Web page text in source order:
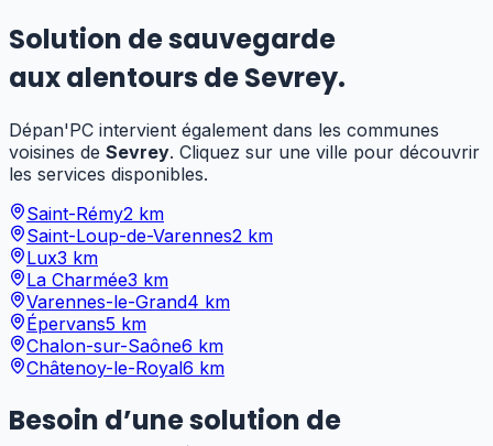
Solution de sauvegarde
aux alentours deSevrey.
Dépan'PC intervient également dans les communes
voisines de Sevrey. Cliquez sur une ville pour découvrir
les services disponibles.
Saint-Rémy2 km
Saint-Loup-de-Varennes2 km
Lux3 km
La Charmée3 km
Varennes-le-Grand4 km
Épervans5 km
Chalon-sur-Saône6 km
Châtenoy-le-Royal6 km
Besoin d’une solution de